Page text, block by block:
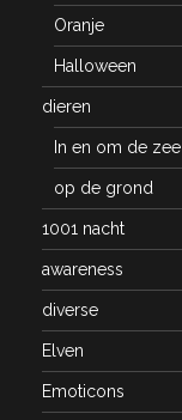
Oranje
Halloween
dieren
In en om de zee
op de grond
1001 nacht
awareness
diverse
Elven
Emoticons